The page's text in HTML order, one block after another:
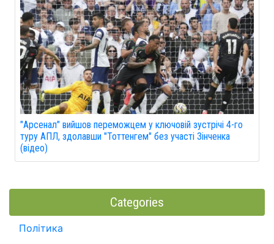
"Арсенал" вийшов переможцем у ключовій зустрічі 4-го
туру АПЛ, здолавши "Тоттенгем" без участі Зінченка
(відео)
Categories
Політика